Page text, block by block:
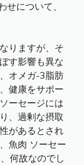
せについて、
りますが、そ
す影響も異な
オメガ-3脂肪
健康をサポー
ーセージには
、過剰な摂取
があるとされ
魚肉 ソーセー
何故なのでし